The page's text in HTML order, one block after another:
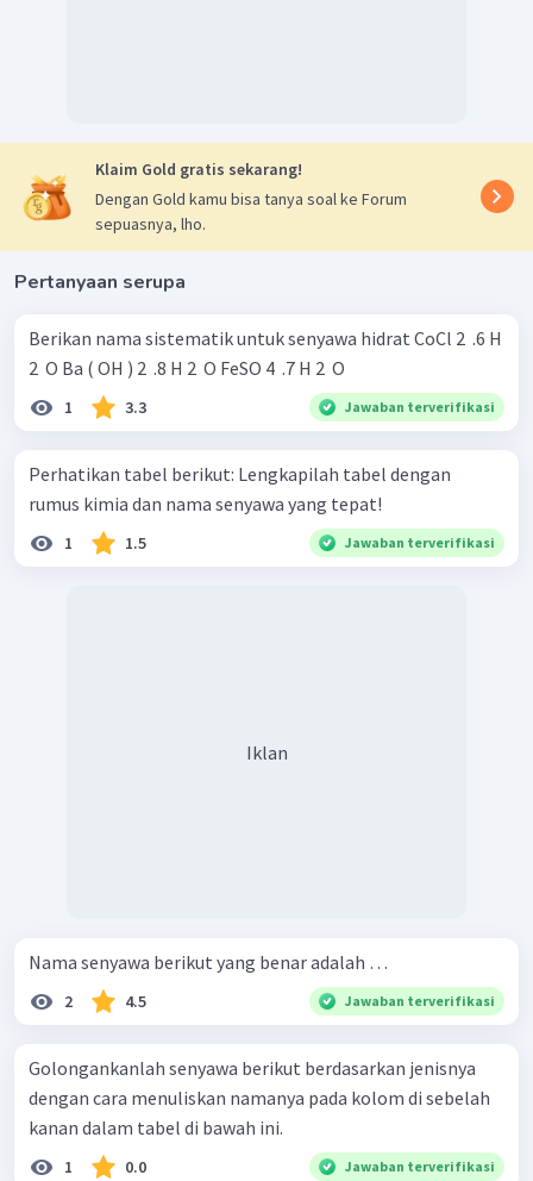
Klaim Gold gratis sekarang!
Dengan Gold kamu bisa tanya soal ke Forum
sepuasnya, lho.
Pertanyaan serupa
Berikan nama sistematik untuk senyawa hidrat CoCl 2 ​ .6 H
2 ​ O Ba ( OH ) 2 ​ .8 H 2 ​ O FeSO 4 ​ .7 H 2 ​ O
1 3.3 Jawaban terverifikasi
Perhatikan tabel berikut: Lengkapilah tabel dengan
rumus kimia dan nama senyawa yang tepat!
1 1.5 Jawaban terverifikasi
Iklan
Nama senyawa berikut yang benar adalah …
2 4.5 Jawaban terverifikasi
Golongankanlah senyawa berikut berdasarkan jenisnya
dengan cara menuliskan namanya pada kolom di sebelah
kanan dalam tabel di bawah ini.
1 0.0 Jawaban terverifikasi